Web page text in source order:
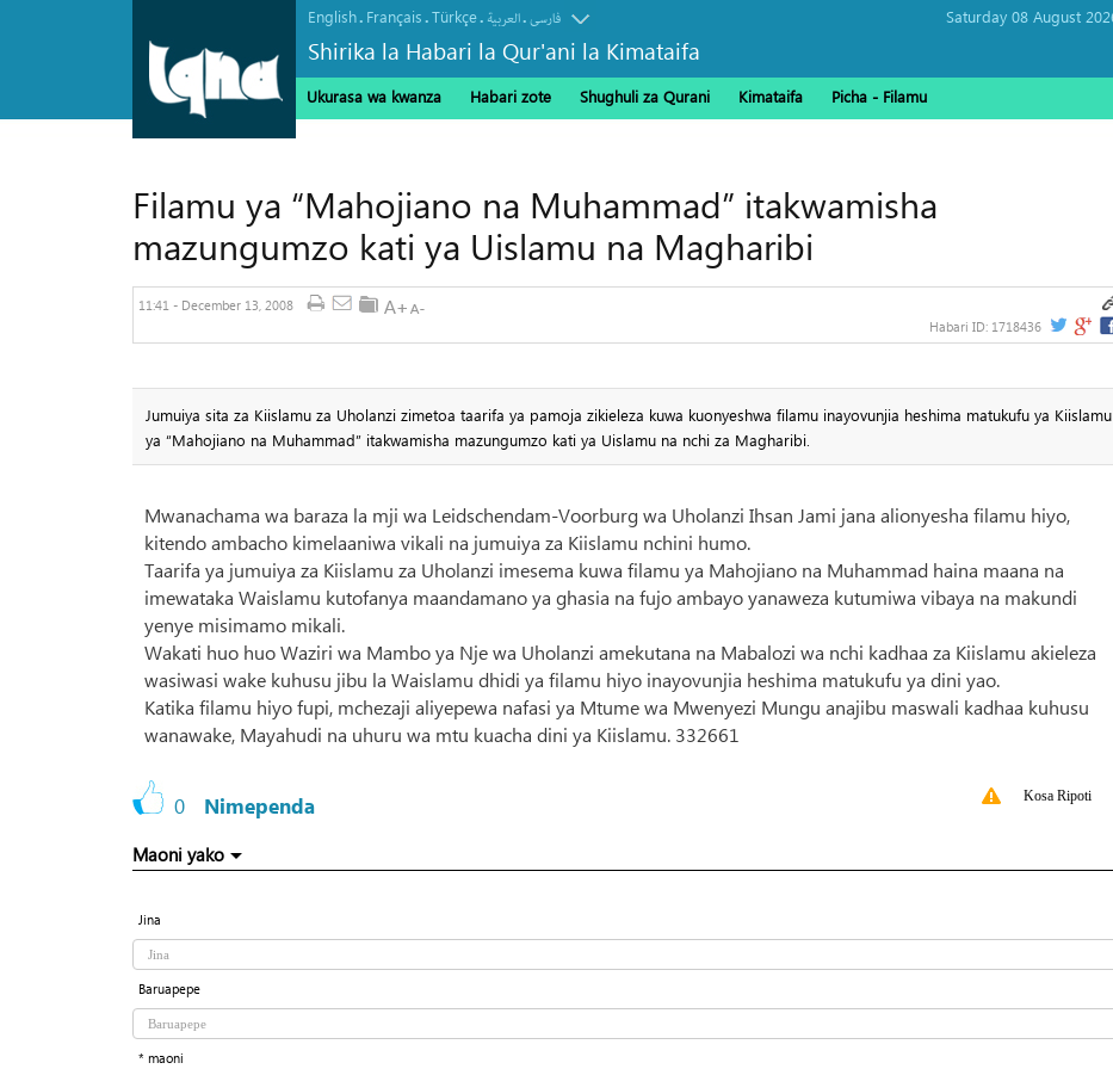
English. Français.Türkçe. العربیة.فارسی
Shirika la Habari la Qur'ani la Kimataifa
Ukurasa wa kwanza Habari zote Shughuli za Qurani Kimataifa Picha‎ - Filamu‎
Filamu ya “Mahojiano na Muhammad” itakwamisha
mazungumzo kati ya Uislamu na Magharibi
11:41 - December 13, 2008
Habari ID: 1718436
Jumuiya sita za Kiislamu za Uholanzi zimetoa taarifa ya pamoja zikieleza kuwa kuonyeshwa filamu inayovunjia heshima matukufu ya Kiislamu
ya “Mahojiano na Muhammad” itakwamisha mazungumzo kati ya Uislamu na nchi za Magharibi.
Mwanachama wa baraza la mji wa Leidschendam-Voorburg wa Uholanzi Ihsan Jami jana alionyesha filamu hiyo,
kitendo ambacho kimelaaniwa vikali na jumuiya za Kiislamu nchini humo.
Taarifa ya jumuiya za Kiislamu za Uholanzi imesema kuwa filamu ya Mahojiano na Muhammad haina maana na
imewataka Waislamu kutofanya maandamano ya ghasia na fujo ambayo yanaweza kutumiwa vibaya na makundi
yenye misimamo mikali.
Wakati huo huo Waziri wa Mambo ya Nje wa Uholanzi amekutana na Mabalozi wa nchi kadhaa za Kiislamu akieleza
wasiwasi wake kuhusu jibu la Waislamu dhidi ya filamu hiyo inayovunjia heshima matukufu ya dini yao.
Katika filamu hiyo fupi, mchezaji aliyepewa nafasi ya Mtume wa Mwenyezi Mungu anajibu maswali kadhaa kuhusu
wanawake, Mayahudi na uhuru wa mtu kuacha dini ya Kiislamu. 332661
0 Nimependa Kosa Ripoti
Maoni yako
Jina
Baruapepe
* maoni